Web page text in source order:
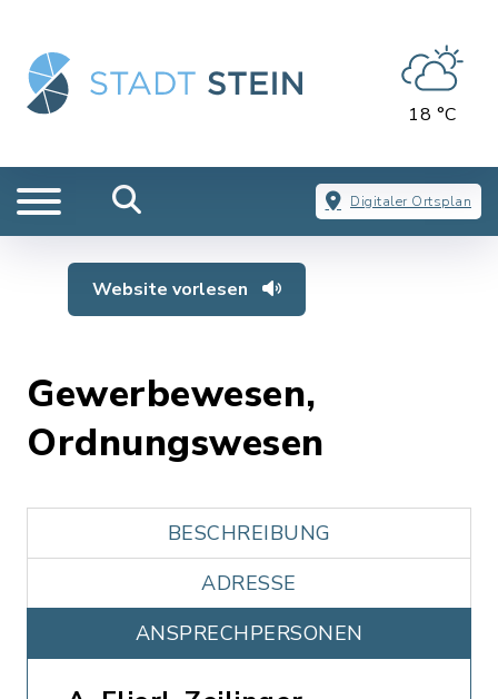
18 °C
Digitaler Ortsplan
Website vorlesen
Gewerbewesen,
Ordnungswesen
BESCHREIBUNG
ADRESSE
ANSPRECHPERSONEN